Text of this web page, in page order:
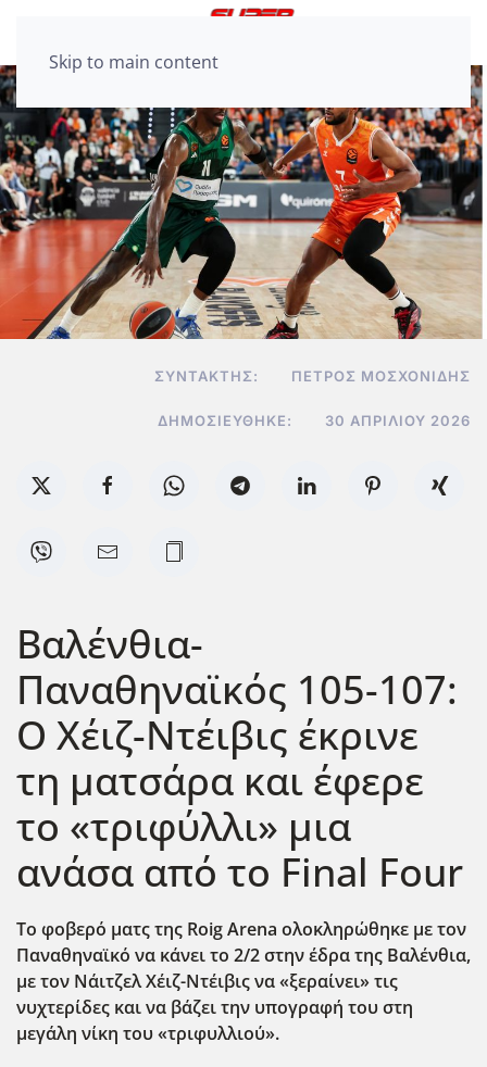
Skip to main content
ΣΥΝΤΆΚΤΗΣ: ΠΈΤΡΟΣ ΜΟΣΧΟΝΊΔΗΣ
ΔΗΜΟΣΙΕΎΘΗΚΕ: 30 ΑΠΡΙΛΊΟΥ 2026
Βαλένθια-
Παναθηναϊκός 105-107:
Ο Χέιζ-Ντέιβις έκρινε
τη ματσάρα και έφερε
το «τριφύλλι» μια
ανάσα από το Final Four
Το φοβερό ματς της Roig Arena ολοκληρώθηκε με τον
Παναθηναϊκό να κάνει το 2/2 στην έδρα της Βαλένθια,
με τον Νάιτζελ Χέιζ-Ντέιβις να «ξεραίνει» τις
νυχτερίδες και να βάζει την υπογραφή του στη
μεγάλη νίκη του «τριφυλλιού».